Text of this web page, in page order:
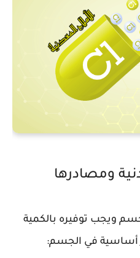
ومصادرها
ويجب توفيره بالكمية
أساسية في الجسم: